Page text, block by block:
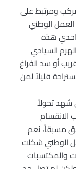
ومرتبط على
الوطني
احدي هذه
السيادي
أو سد الفراغ
قليلاً لمن
شهد تحولاً
الانقسام
مسبقاً، نعم
الوطني شكلت
والمكتسبات